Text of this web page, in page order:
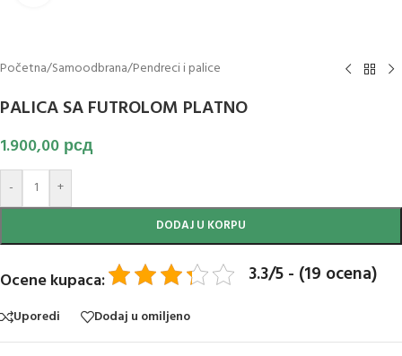
Početna/Samoodbrana/Pendreci i palice
PALICA SA FUTROLOM PLATNO
1.900,00 рсд
- +
DODAJ U KORPU
Ocene kupaca: 3.3/5 - (19 ocena)
Uporedi Dodaj u omiljeno